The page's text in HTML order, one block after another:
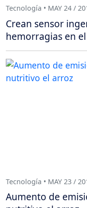
Tecnología • MAY 24 /
Crean sensor
hemorragias en
Tecnología • MAY 23 /
Aumento de